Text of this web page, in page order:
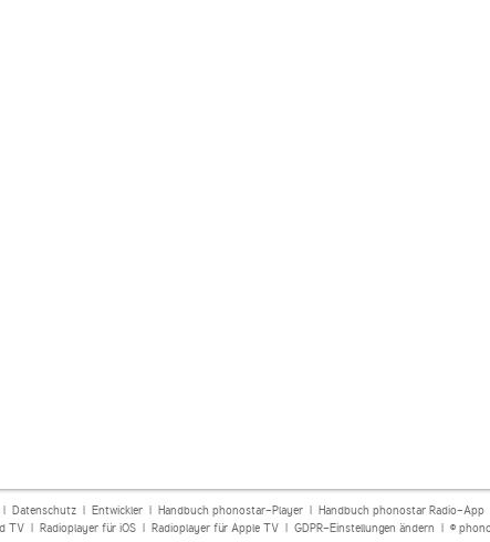
Datenschutz| Entwickler| Handbuch phonostar-Player| Handbuch phonostar Radio-App
TV| Radioplayer für iOS| Radioplayer für Apple TV| GDPR-Einstellungen ändern | ©